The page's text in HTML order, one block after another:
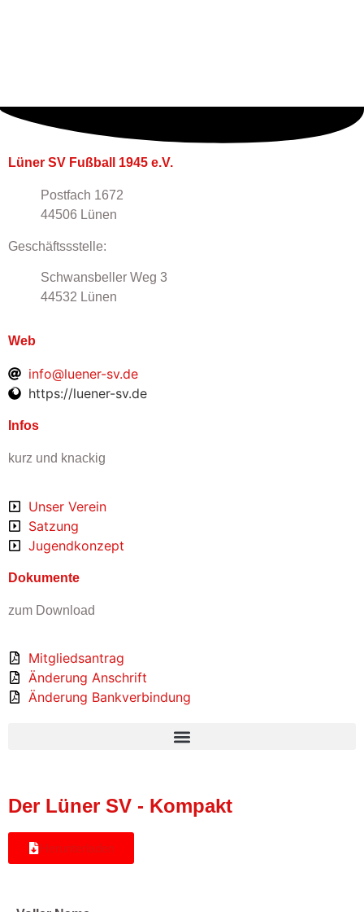
Lüner SV Fußball 1945 e.V.
Postfach 1672
44506 Lünen
Geschäftssstelle:
Schwansbeller Weg 3
44532 Lünen
Web
info@luener-sv.de
https://luener-sv.de
Infos
kurz und knackig
Unser Verein
Satzung
Jugendkonzept
Dokumente
zum Download
Mitgliedsantrag
Änderung Anschrift
Änderung Bankverbindung
Der Lüner SV - Kompakt
Herunterladen